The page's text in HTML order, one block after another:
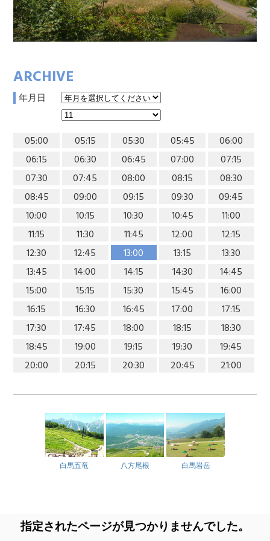
ARCHIVE
年月日
05:00 05:15 05:30 05:45
06:00
06:15
06:30 06:45 07:00
07:15
07:30
07:45 08:00 08:15
08:30
08:45
09:00 09:15 09:30
09:45
10:00
10:15 10:30 10:45
11:00
11:15
11:30 11:45 12:00
12:15
12:30
12:45 13:00 13:15
13:30
13:45
14:00 14:15 14:30
14:45
15:00
15:15 15:30 15:45
16:00
16:15
16:30 16:45 17:00
17:15
17:30
17:45 18:00 18:15
18:30
18:45
19:00 19:15 19:30
19:45
20:00
20:15 20:30 20:45 21:00
白馬五竜 八方尾根 白馬岩岳